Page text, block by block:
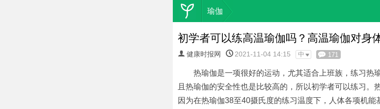
瑜伽
初学者可以练高温瑜伽吗？高温瑜伽对身
健康时报网 2021-11-04 14:15 中 171
热瑜伽是一项很好的运动，尤其适合上班族，练习热
且热瑜伽的安全性也是比较高的，所以初学者可以练习。
因为在热瑜伽38至40摄氏度的练习温度下，人体各项机能